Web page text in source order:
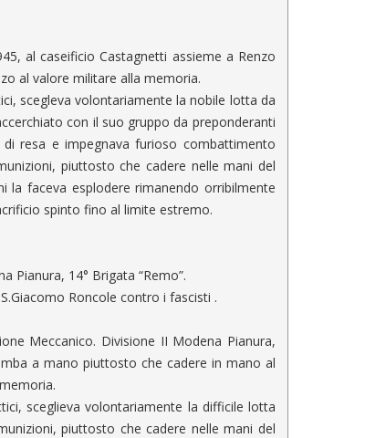
al caseificio Castagnetti assieme a Renzo
al valore militare alla memoria.
scegleva volontariamente la nobile lotta da
con il suo gruppo da preponderanti
resa e impegnava furioso combattimento
piuttosto che cadere nelle mani del
la faceva esplodere rimanendo orribilmente
spinto fino al limite estremo.
Pianura, 14° Brigata “Remo”.
Roncole contro i fascisti .
Meccanico. Divisione II Modena Pianura,
a mano piuttosto che cadere in mano al
sceglieva volontariamente la difficile lotta
piuttosto che cadere nelle mani del